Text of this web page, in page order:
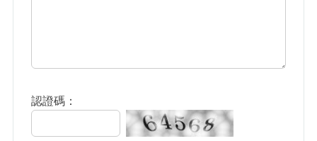
認證碼：